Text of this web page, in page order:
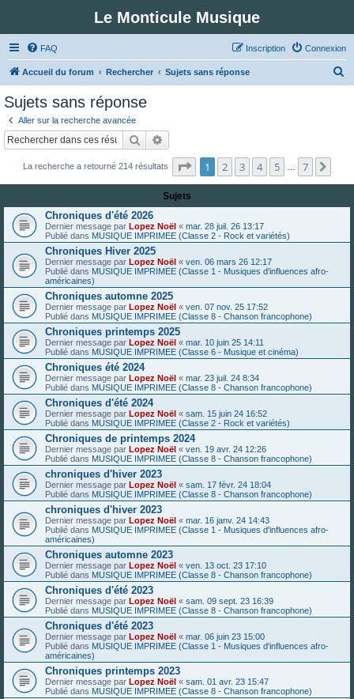
Le Monticule Musique
FAQ Connexion
Inscription
Accueil du forum Rechercher Sujets sans réponse
c
r
Sujets sans réponse
Aller sur la recherche avancée
Rechercher
La recherche a retourné 214 résultats Page sur7
1 2 3 4 5 7
Sujets
Chroniques d'été 2026
Dernier message par Lopez Noël « mar. 28 juil. 26 13:17
Publié dans MUSIQUE IMPRIMEE (Classe 2 - Rock et variétés)
Chroniques Hiver 2025
Dernier message par Lopez Noël « ven. 06 mars 26 12:17
Publié dans MUSIQUE IMPRIMEE (Classe 1 - Musiques d'influences afro-
américaines)
Chroniques automne 2025
Dernier message par Lopez Noël « ven. 07 nov. 25 17:52
Publié dans MUSIQUE IMPRIMEE (Classe 8 - Chanson francophone)
Chroniques printemps 2025
Dernier message par Lopez Noël « mar. 10 juin 25 14:11
Publié dans MUSIQUE IMPRIMEE (Classe 6 - Musique et cinéma)
Chroniques été 2024
Dernier message par Lopez Noël « mar. 23 juil. 24 8:34
Publié dans MUSIQUE IMPRIMEE (Classe 8 - Chanson francophone)
Chroniques d'été 2024
Dernier message par Lopez Noël « sam. 15 juin 24 16:52
Publié dans MUSIQUE IMPRIMEE (Classe 2 - Rock et variétés)
Chroniques de printemps 2024
Dernier message par Lopez Noël « ven. 19 avr. 24 12:26
Publié dans MUSIQUE IMPRIMEE (Classe 8 - Chanson francophone)
chroniques d'hiver 2023
Dernier message par Lopez Noël « sam. 17 févr. 24 18:04
Publié dans MUSIQUE IMPRIMEE (Classe 8 - Chanson francophone)
chroniques d'hiver 2023
Dernier message par Lopez Noël « mar. 16 janv. 24 14:43
Publié dans MUSIQUE IMPRIMEE (Classe 1 - Musiques d'influences afro-
américaines)
Chroniques automne 2023
Dernier message par Lopez Noël « ven. 13 oct. 23 17:10
Publié dans MUSIQUE IMPRIMEE (Classe 8 - Chanson francophone)
Chroniques d'été 2023
Dernier message par Lopez Noël « sam. 09 sept. 23 16:39
Publié dans MUSIQUE IMPRIMEE (Classe 8 - Chanson francophone)
Chroniques d'été 2023
Dernier message par Lopez Noël « mar. 06 juin 23 15:00
Publié dans MUSIQUE IMPRIMEE (Classe 1 - Musiques d'influences afro-
américaines)
Chroniques printemps 2023
Dernier message par Lopez Noël « sam. 01 avr. 23 15:47
Publié dans MUSIQUE IMPRIMEE (Classe 8 - Chanson francophone)